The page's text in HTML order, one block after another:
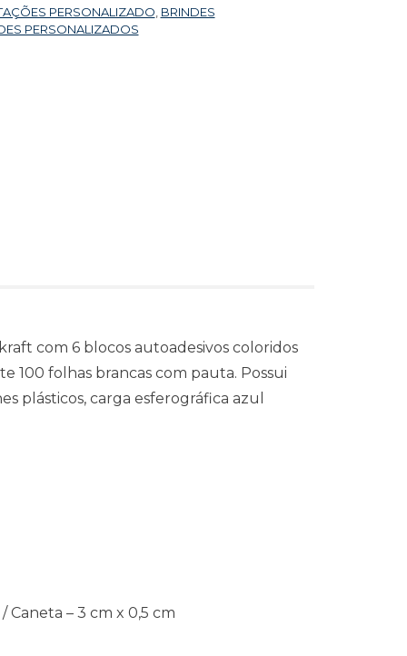
PERSONALIZADO BRINDES
PERSONALIZADOS
com 6 blocos autoadesivos coloridos
100 folhas brancas com pauta. Possui
plásticos, carga esferográfica azul
Caneta – 3 cm x 0,5 cm